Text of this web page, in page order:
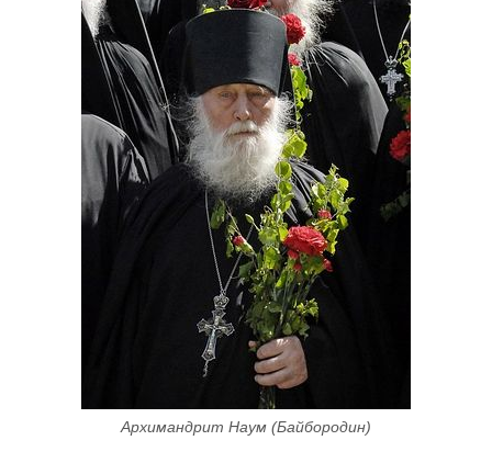
Архимандрит Наум (Байбородин)